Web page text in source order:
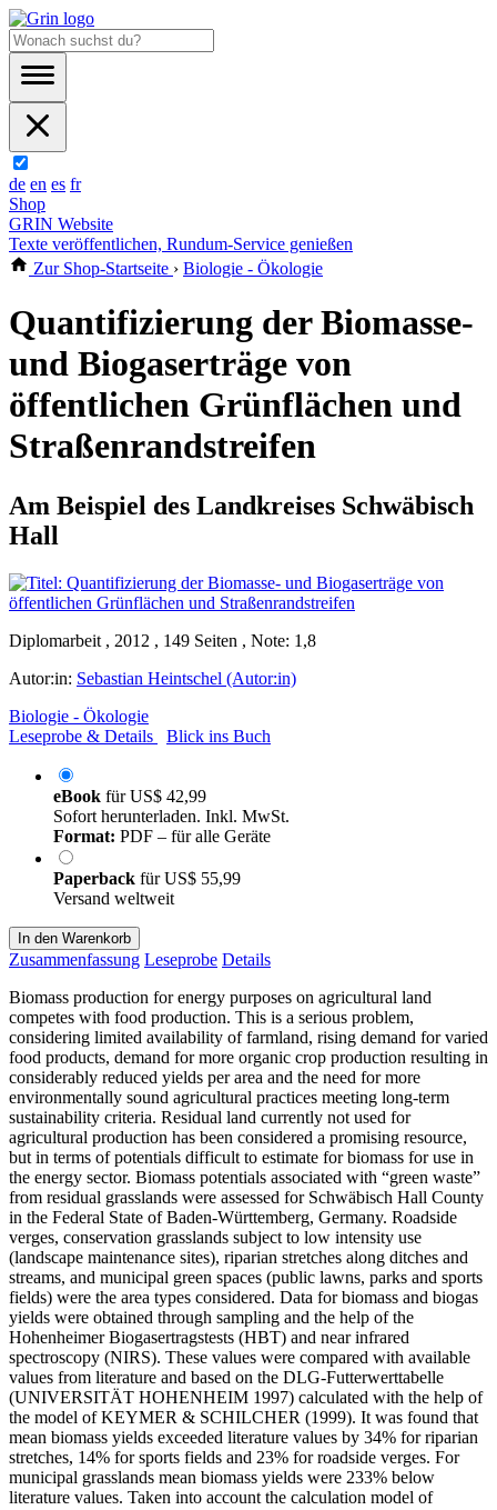
de en es fr
Shop
GRIN Website
Texte veröffentlichen, Rundum-Service genießen
Zur Shop-Startseite › Biologie - Ökologie
Quantifizierung der Biomasse-
und Biogaserträge von
öffentlichen Grünflächen und
Straßenrandstreifen
Am Beispiel des Landkreises Schwäbisch
Hall
Diplomarbeit , 2012 , 149 Seiten , Note: 1,8
Autor:in: Sebastian Heintschel (Autor:in)
Biologie - Ökologie
Leseprobe & Details
Blick ins Buch
eBook fürUS$ 42,99
Sofort herunterladen. Inkl. MwSt.
Format: PDF – für alle Geräte
Paperback fürUS$ 55,99
Versand weltweit
In den Warenkorb
Zusammenfassung Leseprobe Details
Biomass production for energy purposes on agricultural land
competes with food production. This is a serious problem,
considering limited availability of farmland, rising demand for varied
food products, demand for more organic crop production resulting in
considerably reduced yields per area and the need for more
environmentally sound agricultural practices meeting long-term
sustainability criteria. Residual land currently not used for
agricultural production has been considered a promising resource,
but in terms of potentials difficult to estimate for biomass for use in
the energy sector. Biomass potentials associated with “green waste”
from residual grasslands were assessed for Schwäbisch Hall County
in the Federal State of Baden-Württemberg, Germany. Roadside
verges, conservation grasslands subject to low intensity use
(landscape maintenance sites), riparian stretches along ditches and
streams, and municipal green spaces (public lawns, parks and sports
fields) were the area types considered. Data for biomass and biogas
yields were obtained through sampling and the help of the
Hohenheimer Biogasertragstests (HBT) and near infrared
spectroscopy (NIRS). These values were compared with available
values from literature and based on the DLG-Futterwerttabelle
(UNIVERSITÄT HOHENHEIM 1997) calculated with the help of
the model of KEYMER & SCHILCHER (1999). It was found that
mean biomass yields exceeded literature values by 34% for riparian
stretches, 14% for sports fields and 23% for roadside verges. For
municipal grasslands mean biomass yields were 233% below
literature values. Taken into account the calculation model of